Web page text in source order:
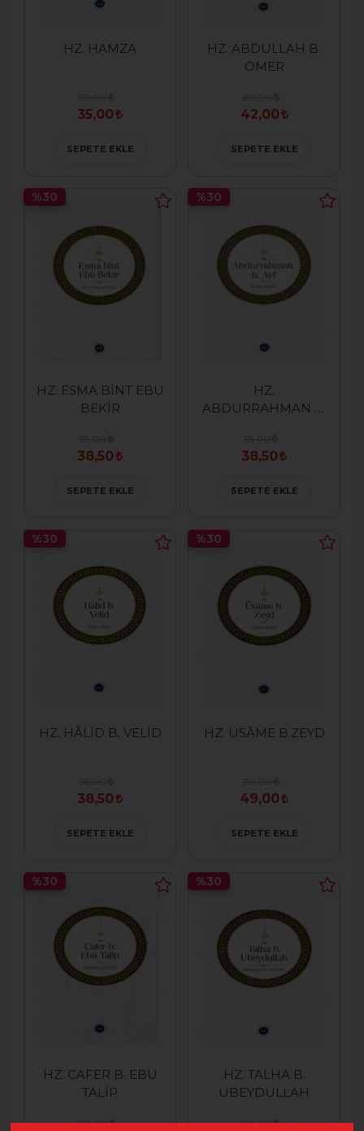
HZ. HAMZA
35,00
SEPETE EKLE
HZ. ABDULLAH B.
ÖMER
42,00
SEPETE EKLE
HZ. ESMA BİNT EBU
BEKİR
38,50
%30
SEPETE EKLE
HZ.
ABDURRAHMAN B.
38,50
%30
SEPETE EKLE
HZ. HÂLİD B. VELİD
38,50
%30
SEPETE EKLE
HZ. ÜSÂME B.ZEYD
49,00
%30
SEPETE EKLE
HZ. CAFER B. EBU
TALİP
60,00
%30
HZ. TALHA B.
UBEYDULLAH
60,00
%30